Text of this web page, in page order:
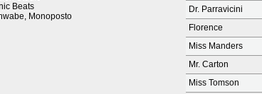
Beats
Monoposto
Dr. Parravicini
Florence
Miss Manders
Mr. Carton
Miss Tomson